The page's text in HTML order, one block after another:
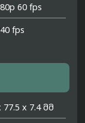
60 fps
fps
77.5 x 7.4 მმ